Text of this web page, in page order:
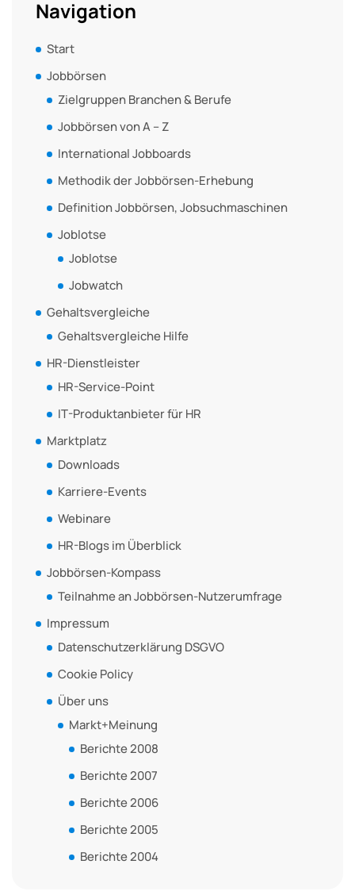
Navigation
Start
Jobbörsen
Zielgruppen Branchen & Berufe
Jobbörsen von A – Z
International Jobboards
Methodik der Jobbörsen-Erhebung
Definition Jobbörsen, Jobsuchmaschinen
Joblotse
Joblotse
Jobwatch
Gehaltsvergleiche
Gehaltsvergleiche Hilfe
HR-Dienstleister
HR-Service-Point
IT-Produktanbieter für HR
Marktplatz
Downloads
Karriere-Events
Webinare
HR-Blogs im Überblick
Jobbörsen-Kompass
Teilnahme an Jobbörsen-Nutzerumfrage
Impressum
Datenschutzerklärung DSGVO
Cookie Policy
Über uns
Markt+Meinung
Berichte 2008
Berichte 2007
Berichte 2006
Berichte 2005
Berichte 2004